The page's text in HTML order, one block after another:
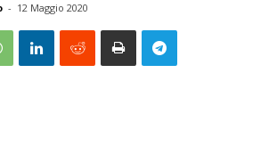
- 12 Maggio 2020